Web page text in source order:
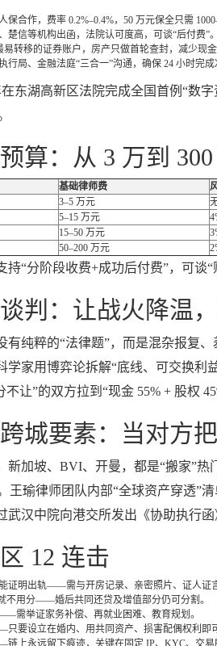
合作，费率 0.2%–0.4%，50 万元保全只需
楚信等机构出函，法院认可度高，可谈“后付费”。
转移的证券账户，房产只做首轮查封，减少现金
行局、金融法庭“三合一”沟通，确保 24 小时完成
在东湖高新区法院完成全国首例“数
算：从 3 万到
基础律师费
3–5 万元
5–15 万元
15–50 万元
50–200 万元
持“分阶段收费+成功后付费”，可谈
判：让战火降温
有纯粹的“法律题”，而是混杂报复
学家用博弈论拆解“底线、可交换利
让”的双方拉到“现金 55% + 股权
城要素：当对方
新加坡、BVI、开曼，都是“搬家”热
王瑜律师团队内部“全球资产穿透”
武汉中院向港交所发出《协助执行函
12 连击
证明出轨——需与开房记录、亲密照片、证人证
不用分——婚后共同还贷及增值部分仍可分割。
需举证家务补偿、再就业困难、教育规划。
要设立在婚内、用共同资产、损害配偶权利即
上永远留下痕迹，关键在固定 IP、KYC、交易所